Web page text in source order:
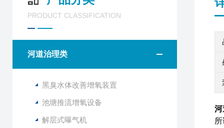
PRODUCT CLASSIFICATION
河道治理类
黑臭水体改善增氧装置
池塘推流增氧设备
解层式曝气机
河